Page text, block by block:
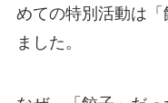
めての特別活動は
ました。